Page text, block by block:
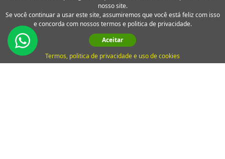
Marketing. SEO IA
nosso site.
Se você continuar a usar este site, assumiremos que você está feliz com isso
e concorda com nossos termos e politica de privacidade.
Aceitar
Termos, politica de privacidade e uso de cookies